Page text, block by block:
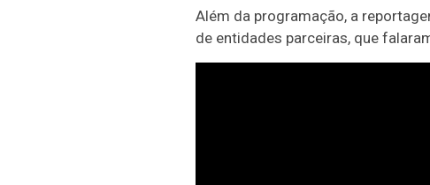
Além da programação, a
de entidades parceiras, que